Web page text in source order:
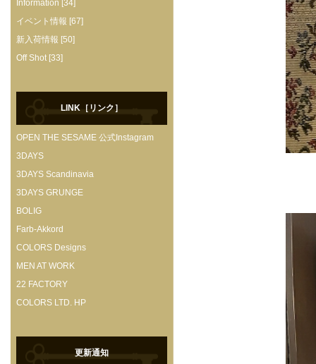
Information [34]
イベント情報 [67]
新入荷情報 [50]
Off Shot [33]
LINK［リンク］
OPEN THE SESAME 公式Instagram
3DAYS
3DAYS Scandinavia
3DAYS GRUNGE
BOLIG
Farb-Akkord
COLORS Designs
MEN AT WORK
22 FACTORY
COLORS LTD. HP
更新通知